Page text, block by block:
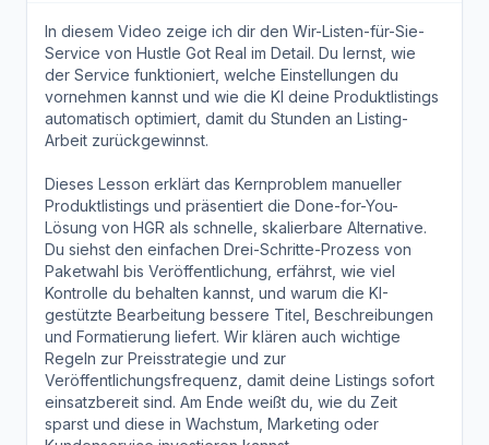
In diesem Video zeige ich dir den Wir-Listen-für-Sie-
Service von Hustle Got Real im Detail. Du lernst, wie
der Service funktioniert, welche Einstellungen du
vornehmen kannst und wie die KI deine Produktlistings
automatisch optimiert, damit du Stunden an Listing-
Arbeit zurückgewinnst.
Dieses Lesson erklärt das Kernproblem manueller
Produktlistings und präsentiert die Done-for-You-
Lösung von HGR als schnelle, skalierbare Alternative.
Du siehst den einfachen Drei-Schritte-Prozess von
Paketwahl bis Veröffentlichung, erfährst, wie viel
Kontrolle du behalten kannst, und warum die KI-
gestützte Bearbeitung bessere Titel, Beschreibungen
und Formatierung liefert. Wir klären auch wichtige
Regeln zur Preisstrategie und zur
Veröffentlichungsfrequenz, damit deine Listings sofort
einsatzbereit sind. Am Ende weißt du, wie du Zeit
sparst und diese in Wachstum, Marketing oder